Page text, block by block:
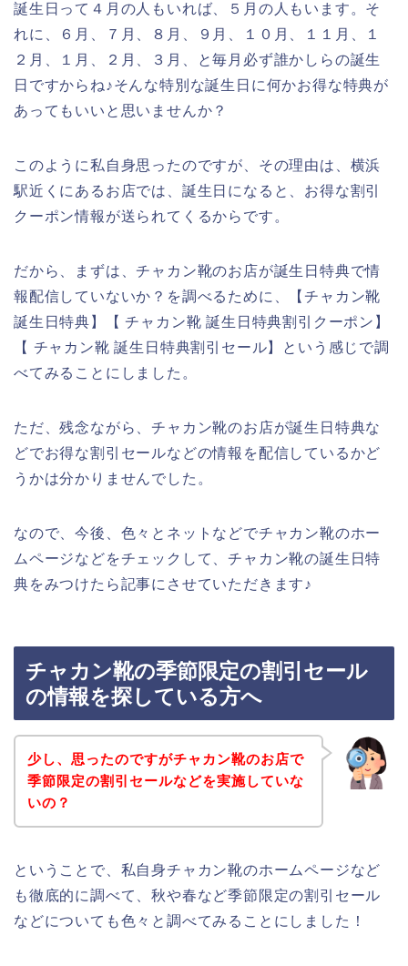
誕生日って４月の人もいれば、５月の人もいます。そ
れに、６月、７月、８月、９月、１０月、１１月、１
２月、１月、２月、３月、と毎月必ず誰かしらの誕生
日ですからね♪そんな特別な誕生日に何かお得な特典が
あってもいいと思いませんか？
このように私自身思ったのですが、その理由は、横浜
駅近くにあるお店では、誕生日になると、お得な割引
クーポン情報が送られてくるからです。
だから、まずは、チャカン靴のお店が誕生日特典で情
報配信していないか？を調べるために、【チャカン靴
誕生日特典】【 チャカン靴 誕生日特典割引クーポン】
【 チャカン靴 誕生日特典割引セール】という感じで調
べてみることにしました。
ただ、残念ながら、チャカン靴のお店が誕生日特典な
どでお得な割引セールなどの情報を配信しているかど
うかは分かりませんでした。
なので、今後、色々とネットなどでチャカン靴のホー
ムページなどをチェックして、チャカン靴の誕生日特
典をみつけたら記事にさせていただきます♪
チャカン靴の季節限定の割引セール
の情報を探している方へ
少し、思ったのですがチャカン靴のお店で
季節限定の割引セールなどを実施していな
いの？
ということで、私自身チャカン靴のホームページなど
も徹底的に調べて、秋や春など季節限定の割引セール
などについても色々と調べてみることにしました！